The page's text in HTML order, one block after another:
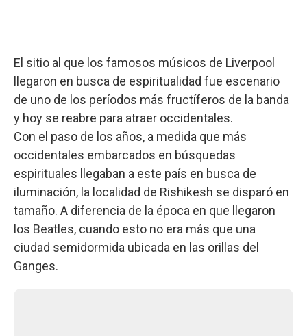
El sitio al que los famosos músicos de Liverpool
llegaron en busca de espiritualidad fue escenario
de uno de los períodos más fructíferos de la banda
y hoy se reabre para atraer occidentales.
Con el paso de los años, a medida que más
occidentales embarcados en búsquedas
espirituales llegaban a este país en busca de
iluminación, la localidad de Rishikesh se disparó en
tamaño. A diferencia de la época en que llegaron
los Beatles, cuando esto no era más que una
ciudad semidormida ubicada en las orillas del
Ganges.